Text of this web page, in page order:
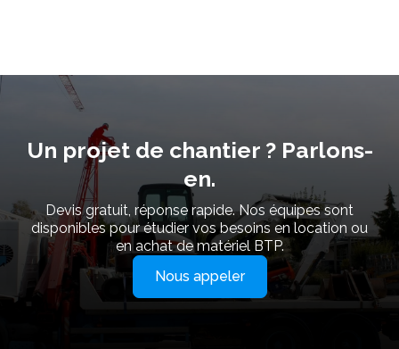
Un projet de chantier ? Parlons-
en.
Devis gratuit, réponse rapide. Nos équipes sont
disponibles pour étudier vos besoins en location ou
en achat de matériel BTP.
Nous appeler